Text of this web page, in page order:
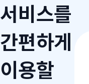
서비스를
간편하게
이용할